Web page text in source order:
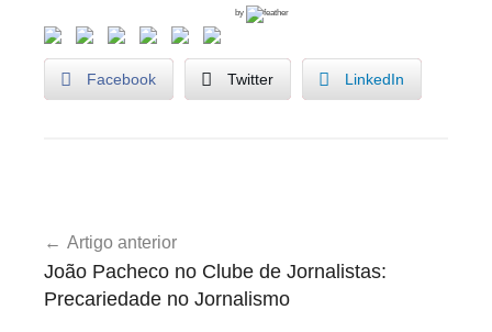
by
Facebook Twitter LinkedIn
de
artigos
Artigo anterior
João Pacheco no Clube de Jornalistas:
Precariedade no Jornalismo